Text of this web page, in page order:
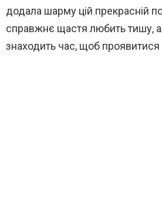
додала шарму цій прекрасній
справжнє щастя любить тишу,
знаходить час, щоб проявитися